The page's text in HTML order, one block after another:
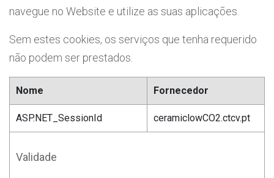
navegue no Website e utilize as suas aplicações.
Sem estes cookies, os serviços que tenha requerido
não podem ser prestados.
Nome Fornecedor
ASP.NET_SessionId ceramiclowCO2.ctcv.pt
Validade